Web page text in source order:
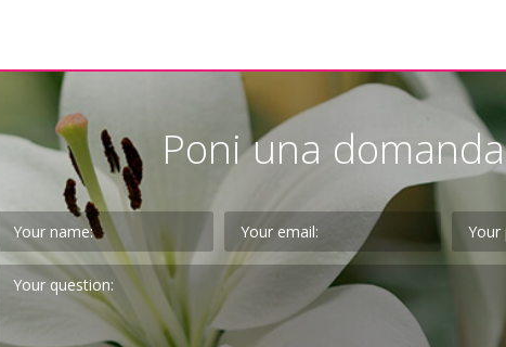
Poni una domanda